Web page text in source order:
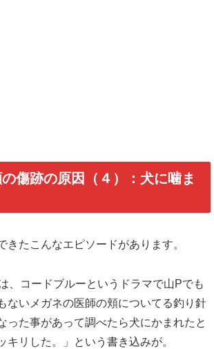
傷跡の原因（４）：犬に噛ま
きたこんなエピソードがあります。
、コードブルーというドラマで山Pでも
ないメガネの医師の頬についてる釣り針
った事があって調べたら犬にかまれたと
キリした。」という書き込みが。